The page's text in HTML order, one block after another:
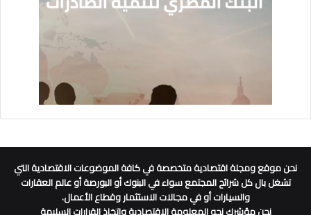
نحن موقع ومجلة اقتصادية متخصصة في كافة الموضوعات الاقتصادية التي
تشغل بال كل شرائح المجتمع سواء في البنوك أو البورصة أو عالم العقارات
والسيارات أو في مجالات الاستثمار وقطاع الأعمال.
نحن مؤشرك نحو المعلومة الاقتصادية واتخاذ القرارات السليمة